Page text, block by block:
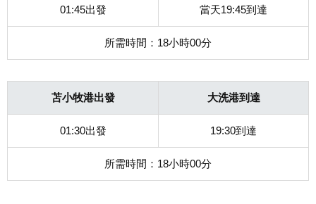
01:45出發 當天19:45到達
所需時間：18小時00分
苫小牧港出發 大洗港到達
01:30出發 19:30到達
所需時間：18小時00分